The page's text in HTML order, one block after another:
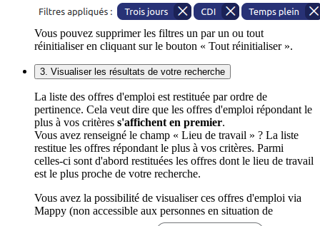
Vous pouvez supprimer les filtres un par un ou tout
réinitialiser en cliquant sur le bouton « Tout réinitialiser ».
3. Visualiser les résultats de votre recherche
La liste des offres d'emploi est restituée par ordre de
pertinence. Cela veut dire que les offres d'emploi répondant le
plus à vos critères s'affichent en premier.
Vous avez renseigné le champ « Lieu de travail » ? La liste
restitue les offres répondant le plus à vos critères. Parmi
celles-ci sont d'abord restituées les offres dont le lieu de travail
est le plus proche de votre recherche.
Vous avez la possibilité de visualiser ces offres d'emploi via
Mappy (non accessible aux personnes en situation de